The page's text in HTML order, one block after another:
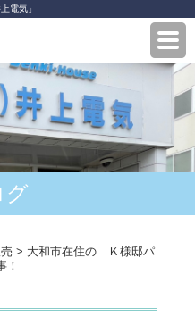
電気」
グ
> 大和市在住の Ｋ様邸パ
！